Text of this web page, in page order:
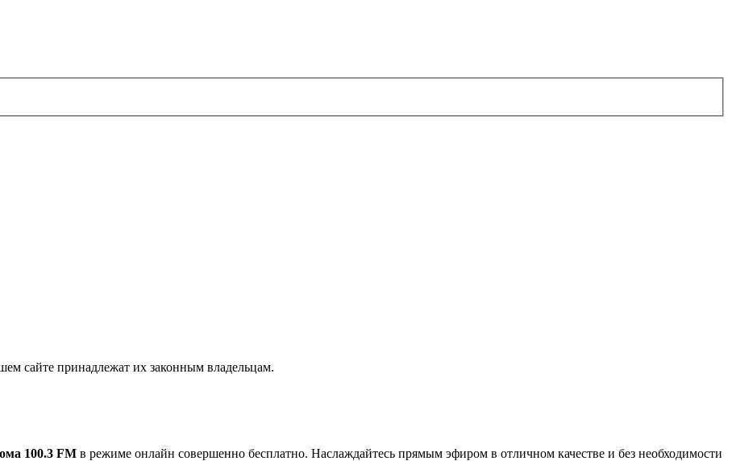
сайте принадлежат их законным владельцам.
100.3 FM в режиме онлайн совершенно бесплатно. Наслаждайтесь прямым эфиром в отличном качестве и без необходимости